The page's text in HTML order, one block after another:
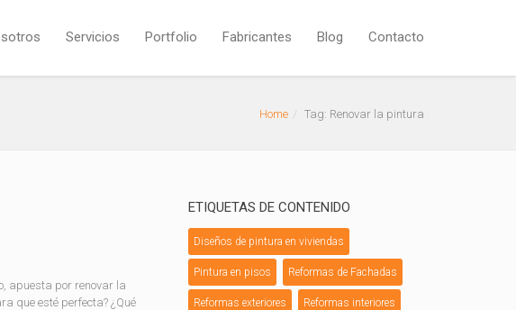
Servicios Portfolio Fabricantes Blog Contacto
Home Tag: Renovar la pintura
apuesta por renovar la
que esté perfecta? ¿Qué
ETIQUETAS DE CONTENIDO
Diseños de pintura en viviendas
Pintura en pisos Reformas de Fachadas
Reformas exteriores Reformas interiores